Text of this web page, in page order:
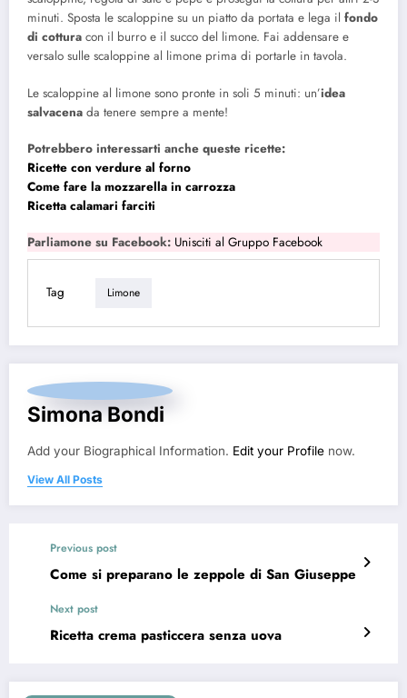
minuti. Sposta le scaloppine su un piatto da portata e lega il fondo
di cottura con il burro e il succo del limone. Fai addensare e
versalo sulle scaloppine al limone prima di portarle in tavola.
Le scaloppine al limone sono pronte in soli 5 minuti: un’idea
salvacena da tenere sempre a mente!
Potrebbero interessarti anche queste ricette:
Ricette con verdure al forno
Come fare la mozzarella in carrozza
Ricetta calamari farciti
Parliamone su Facebook: Unisciti al Gruppo Facebook
Tag Limone
Simona Bondi
Add your Biographical Information. Edit your Profile now.
View All Posts
Previous post
Come si preparano le zeppole di San Giuseppe
Next post
Ricetta crema pasticcera senza uova